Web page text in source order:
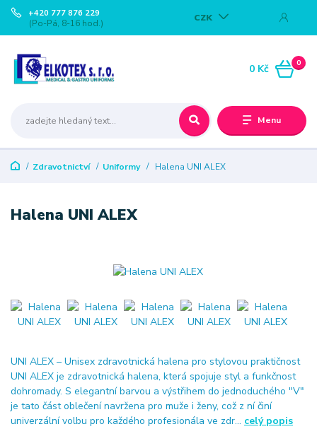
Menu
CZK
+420 777 876 229
(Po-Pá, 8-16 hod.)
0
0 Kč
Zdravotnictví Uniformy Halena UNI ALEX
Halena UNI ALEX
UNI ALEX – Unisex zdravotnická halena pro stylovou praktičnost
UNI ALEX je zdravotnická halena, která spojuje styl a funkčnost
dohromady. S elegantní barvou a výstřihem do jednoduchého "V"
je tato část oblečení navržena pro muže i ženy, což z ní činí
univerzální volbu pro každého profesionála ve zdr... celý popis